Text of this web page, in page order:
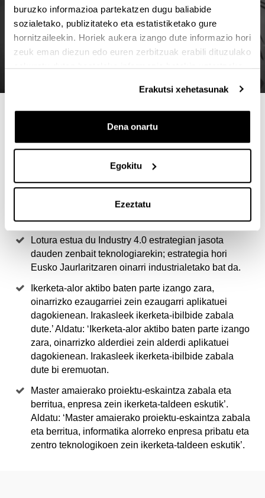
buruzko informazioa partekatzen dugu baliabide
sozialetako, publizitateko eta estatistiketako gure
hornitzaileekin. Horiek aukera izango dute informazio hori
zeuk eman diezun edo euren zerbitzuak erabili dituzulako
eskuratu duten bestelako informazio batekin uztartzeko.
Erakutsi xehetasunak
Dena onartu
Egokitu
Ezeztatu
4 ARRAZOI MASTER HAU
AUKERATZEKO
‘Data analytics’ delako lan merkatu hasiberri eta
prestakuntza berezia. Kalkulatzen denez, datozen
urteetan areagotu egingo dira master honen arloekin
lotutako kontratazio beharrak.
Lotura estua du Industry 4.0 estrategian jasota
dauden zenbait teknologiarekin; estrategia hori
Eusko Jaurlaritzaren oinarri industrialetako bat da.
Ikerketa-alor aktibo baten parte izango zara,
oinarrizko ezaugarriei zein ezaugarri aplikatuei
dagokienean. Irakasleek ikerketa-ibilbide zabala
dute.’ Aldatu: ‘Ikerketa-alor aktibo baten parte izango
zara, oinarrizko alderdiei zein alderdi aplikatuei
dagokienean. Irakasleek ikerketa-ibilbide zabala
dute bi eremuotan.
Master amaierako proiektu-eskaintza zabala eta
berritua, enpresa zein ikerketa-taldeen eskutik’.
Aldatu: ‘Master amaierako proiektu-eskaintza zabala
eta berritua, informatika alorreko enpresa pribatu eta
zentro teknologikoen zein ikerketa-taldeen eskutik’.